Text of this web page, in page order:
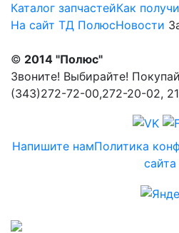
Каталог запчастейКак
На сайт ТД ПолюсНовости
© 2014 "Полюс"
Звоните! Выбирайте!
(343)272-72-00,272-20-02,
Напишите намПолитика
сайта